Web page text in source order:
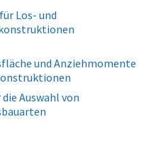
Los- und
und Anziehmomente
Auswahl von